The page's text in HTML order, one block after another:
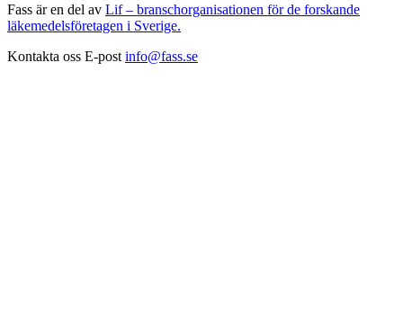
Fass är en del av Lif – branschorganisationen för de forskande
läkemedelsföretagen i Sverige.
Kontakta oss E-post info@fass.se